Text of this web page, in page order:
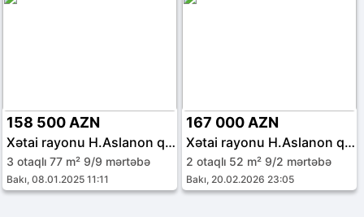
158 500 AZN
Xətai rayonu H.Aslanon qəs.
3 otaqlı 77 m² 9/9 mərtəbə
Bakı, 08.01.2025 11:11
167 000 AZN
Xətai rayonu H.Aslanon qəs.
2 otaqlı 52 m² 9/2 mərtəbə
Bakı, 20.02.2026 23:05